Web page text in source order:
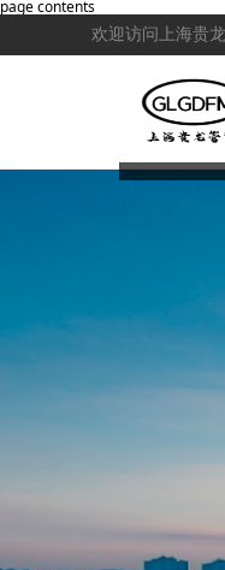
page contents
欢迎访问上海贵